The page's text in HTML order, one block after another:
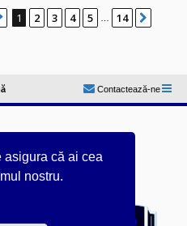
asigura că ai cea
nostru.
Pagina din 14
1 2 3 4 5 14
Contactează-ne
Limited